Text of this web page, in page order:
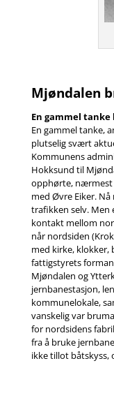
Mjøndalen
En gammel
En gammel tanke,
plutselig svært
Kommunens
Hokksund til
opphørte, nærmest
med Øvre Eiker.
trafikken selv. Men
kontakt mellom
når nordsiden
med kirke, klokker,
fattigstyrets
Mjøndalen og
jernbanestasjon,
kommunelokale,
vanskelig var
for nordsidens
fra å bruke
ikke tillot båtskyss,